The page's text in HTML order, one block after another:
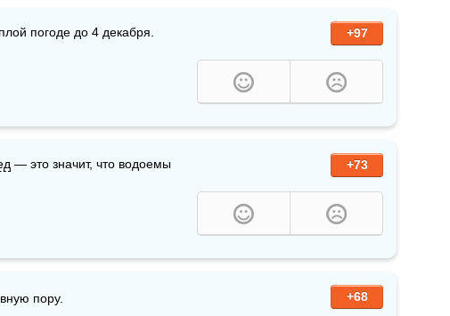
+97
погоде до 4 декабря.
+73
— это значит, что водоемы
+68
пору.